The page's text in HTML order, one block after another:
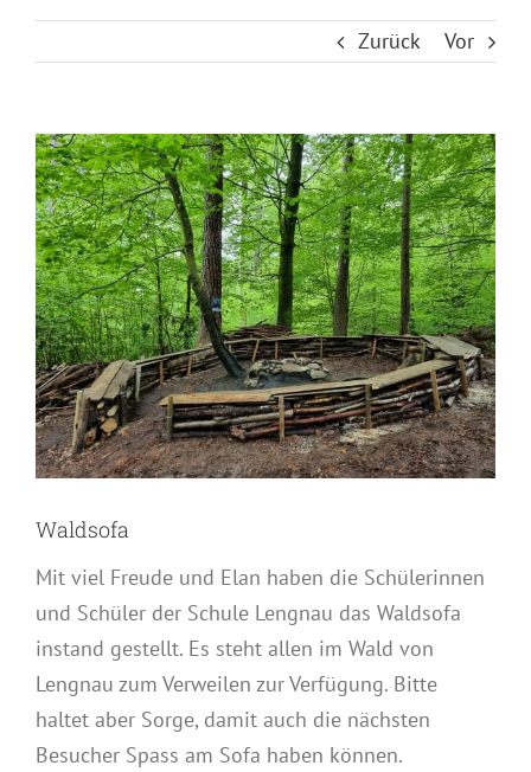
Zurück Vor
Zeige
grösseres
Bild
Waldsofa
Mit viel Freude und Elan haben die Schülerinnen
und Schüler der Schule Lengnau das Waldsofa
instand gestellt. Es steht allen im Wald von
Lengnau zum Verweilen zur Verfügung. Bitte
haltet aber Sorge, damit auch die nächsten
Besucher Spass am Sofa haben können.